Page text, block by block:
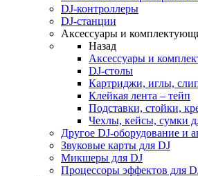
DJ-контроллеры
DJ-станции
Аксессуары и
Назад
Аксессуары и
DJ-столы
Картриджи, иглы,
Клейкая лента – тейп
Подставки, стойки,
Чехлы, кейсы, сумки
Другое DJ-оборудование и
Звуковые карты для DJ
Микшеры для DJ
Процессоры эффектов для